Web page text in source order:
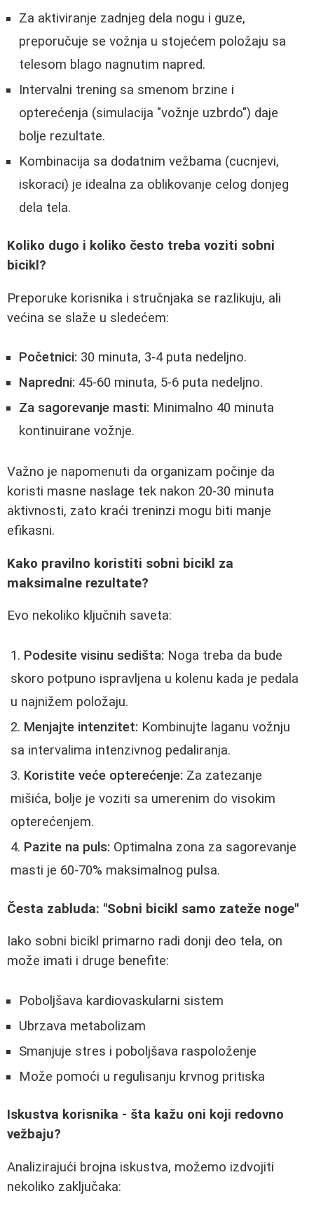
Za aktiviranje zadnjeg dela nogu i guze,
preporučuje se vožnja u stojećem položaju sa
telesom blago nagnutim napred.
Intervalni trening sa smenom brzine i
opterećenja (simulacija "vožnje uzbrdo") daje
bolje rezultate.
Kombinacija sa dodatnim vežbama (cucnjevi,
iskoraci) je idealna za oblikovanje celog donjeg
dela tela.
Koliko dugo i koliko često treba voziti sobni
bicikl?
Preporuke korisnika i stručnjaka se razlikuju, ali
većina se slaže u sledećem:
Početnici: 30 minuta, 3-4 puta nedeljno.
Napredni: 45-60 minuta, 5-6 puta nedeljno.
Za sagorevanje masti: Minimalno 40 minuta
kontinuirane vožnje.
Važno je napomenuti da organizam počinje da
koristi masne naslage tek nakon 20-30 minuta
aktivnosti, zato kraći treninzi mogu biti manje
efikasni.
Kako pravilno koristiti sobni bicikl za
maksimalne rezultate?
Evo nekoliko ključnih saveta:
Podesite visinu sedišta: Noga treba da bude
skoro potpuno ispravljena u kolenu kada je pedala
u najnižem položaju.
Menjajte intenzitet: Kombinujte laganu vožnju
sa intervalima intenzivnog pedaliranja.
Koristite veće opterećenje: Za zatezanje
mišića, bolje je voziti sa umerenim do visokim
opterećenjem.
Pazite na puls: Optimalna zona za sagorevanje
masti je 60-70% maksimalnog pulsa.
Česta zabluda: "Sobni bicikl samo zateže noge"
Iako sobni bicikl primarno radi donji deo tela, on
može imati i druge benefite:
Poboljšava kardiovaskularni sistem
Ubrzava metabolizam
Smanjuje stres i poboljšava raspoloženje
Može pomoći u regulisanju krvnog pritiska
Iskustva korisnika - šta kažu oni koji redovno
vežbaju?
Analizirajući brojna iskustva, možemo izdvojiti
nekoliko zaključaka: